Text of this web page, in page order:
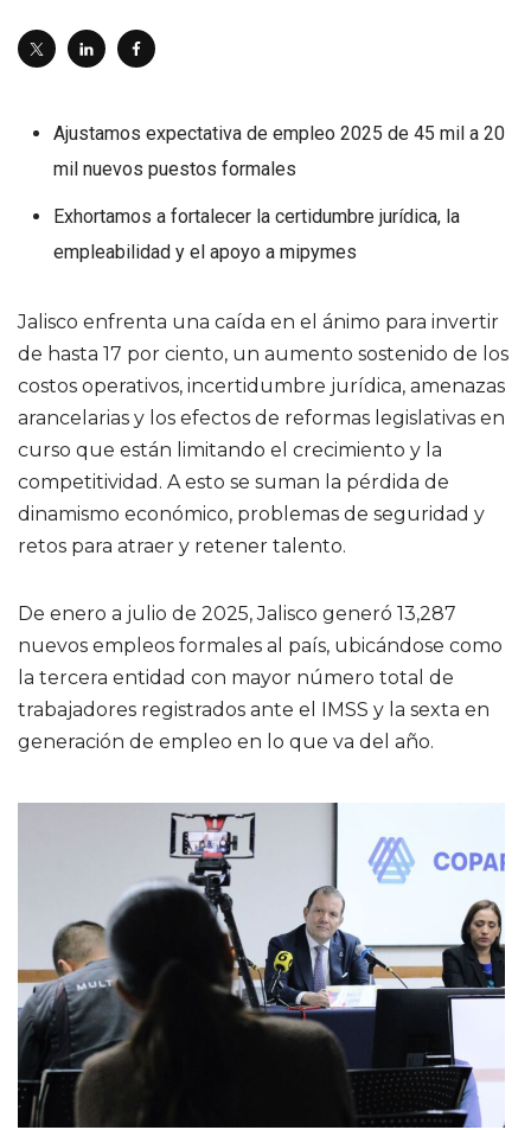
Ajustamos expectativa de empleo 2025 de 45 mil a 20
mil nuevos puestos formales
Exhortamos a fortalecer la certidumbre jurídica, la
empleabilidad y el apoyo a mipymes
Jalisco enfrenta una caída en el ánimo para invertir
de hasta 17 por ciento, un aumento sostenido de los
costos operativos, incertidumbre jurídica, amenazas
arancelarias y los efectos de reformas legislativas en
curso que están limitando el crecimiento y la
competitividad. A esto se suman la pérdida de
dinamismo económico, problemas de seguridad y
retos para atraer y retener talento.
De enero a julio de 2025, Jalisco generó 13,287
nuevos empleos formales al país, ubicándose como
la tercera entidad con mayor número total de
trabajadores registrados ante el IMSS y la sexta en
generación de empleo en lo que va del año.